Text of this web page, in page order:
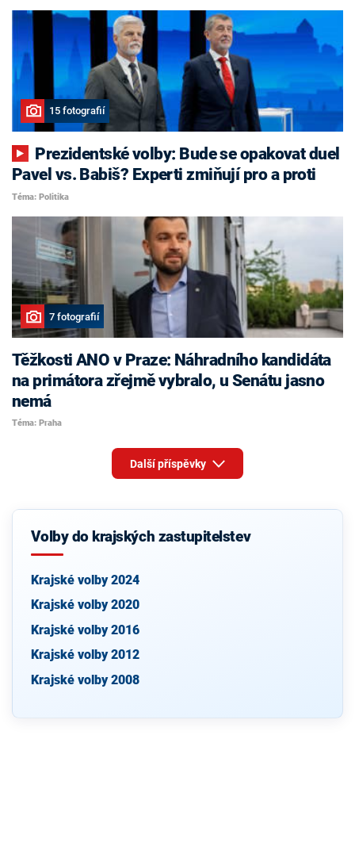
15 fotografií
Pavel vs. Babiš? Experti zmiňují pro a proti
Téma: Politika
7 fotografií
Těžkosti ANO v Praze: Náhradního kandidáta
na primátora zřejmě vybralo, u Senátu jasno
nemá
Téma: Praha
Další příspěvky
Volby do krajských zastupitelstev
Krajské volby 2024
Krajské volby 2020
Krajské volby 2016
Krajské volby 2012
Krajské volby 2008